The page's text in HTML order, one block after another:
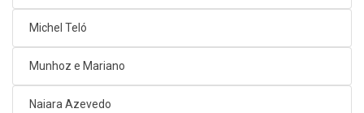
Michel Teló
Munhoz e Mariano
Naiara Azevedo